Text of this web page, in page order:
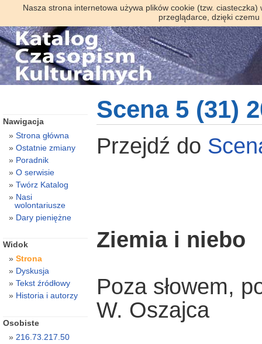
Nasza strona internetowa używa plików cookie (tzw.
przeglądarce, dzięki
Scena 5 (31)
Przejdź do
Ziemia i niebo
Poza słowem,
W. Oszajca
Nawigacja
Strona główna
Ostatnie zmiany
Poradnik
O serwisie
Twórz Katalog
Nasi
wolontariusze
Dary pieniężne
Widok
Strona
Dyskusja
Tekst źródłowy
Historia i autorzy
Osobiste
216.73.217.50